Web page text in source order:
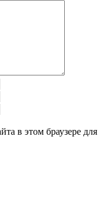
в этом браузере для